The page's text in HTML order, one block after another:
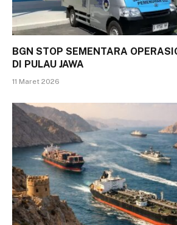
BGN STOP SEMENTARA
DI PULAU JAWA
11 Maret 2026